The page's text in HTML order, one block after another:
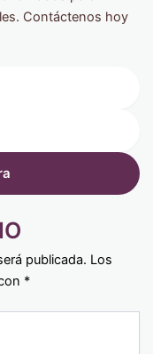
Contáctenos hoy
publicada. Los
*